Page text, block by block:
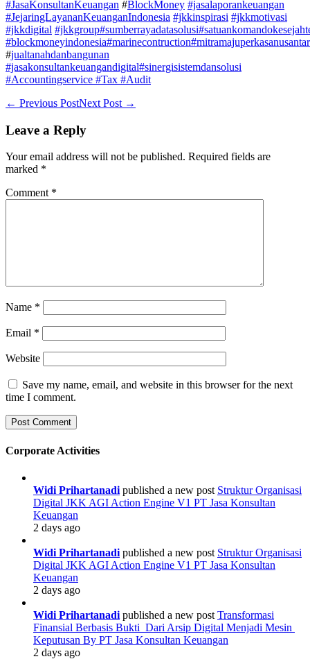
#JasaKonsultanKeuangan #BlockMoney #jasalaporankeuangan
#JejaringLayananKeuanganIndonesia #jkkinspirasi #jkkmotivasi
#jkkdigital #jkkgroup#sumberrayadatasolusi
#blockmoneyindonesia#marinecontruction
#jualtanahdanbangunan
#jasakonsultankeuangandigital#sinergisistemdansolusi
#Accountingservice #Tax #Audit
Post
← Previous PostNext Post →
Leave a Reply
Your email address will not be published. Required fields are
marked *
Comment *
Name *
Email *
Website
Save my name, email, and website in this browser for the next
time I comment.
Corporate Activities
Widi Prihartanadi published a new post Struktur Organisasi
Digital JKK AGI Action Engine V1 PT Jasa Konsultan
Keuangan
2 days ago
Widi Prihartanadi published a new post Struktur Organisasi
Digital JKK AGI Action Engine V1 PT Jasa Konsultan
Keuangan
2 days ago
Widi Prihartanadi published a new post Transformasi
Finansial Berbasis Bukti Dari Arsip Digital Menjadi Mesin
Keputusan By PT Jasa Konsultan Keuangan
2 days ago